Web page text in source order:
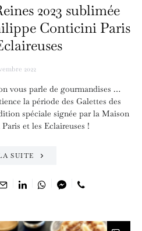
2023 sublimée
Conticini Paris
2022
vous parle de gourmandises …
la période des Galettes des
spéciale signée par la Maison
et les Eclaireuses !
SUITE